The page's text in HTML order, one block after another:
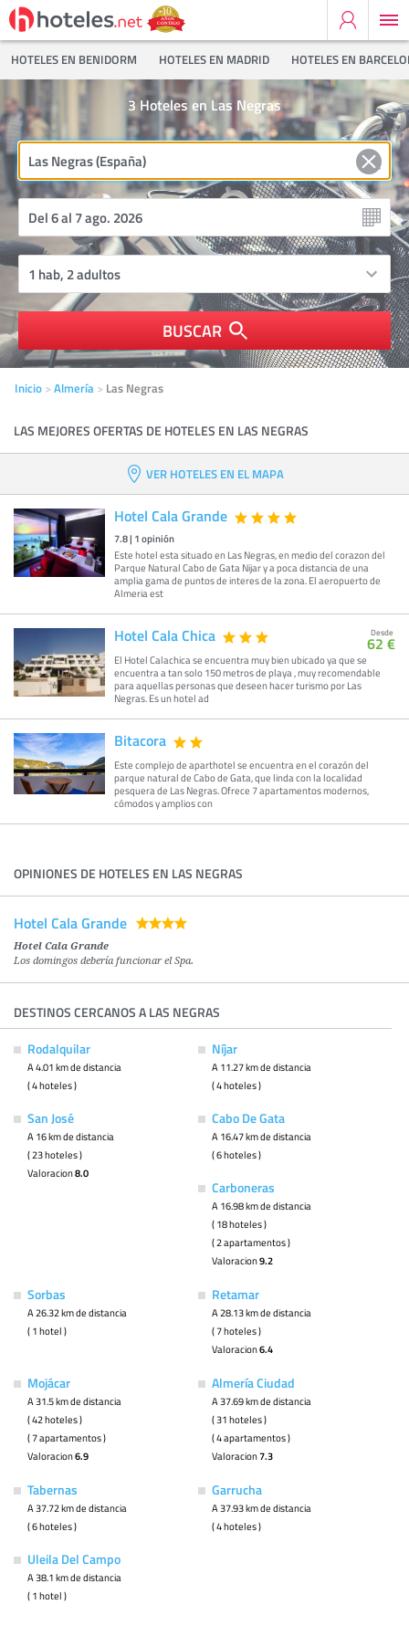
HOTELES EN BENIDORM HOTELES EN MADRID HOTELES EN
Hoteles en Las Negras
3
BUSCAR
Inicio Almería Las Negras
LAS MEJORES OFERTAS DE HOTELES EN LAS NEGRAS
VER HOTELES EN EL MAPA
Hotel Cala Grande
7.8| 1opinión
Este hotel esta situado en Las Negras, en medio del corazon del
Parque Natural Cabo de Gata Nijar y a poca distancia de una
amplia gama de puntos de interes de la zona. El aeropuerto de
Almeria est
Hotel Cala Chica
El Hotel Calachica se encuentra muy bien ubicado ya que se
encuentra a tan solo 150 metros de playa , muy recomendable
para aquellas personas que deseen hacer turismo por Las
Negras. Es un hotel ad
Desde
62 €
Bitacora
Este complejo de aparthotel se encuentra en el corazón del
parque natural de Cabo de Gata, que linda con la localidad
pesquera de Las Negras. Ofrece 7 apartamentos modernos,
cómodos y amplios con
OPINIONES DE HOTELES EN LAS NEGRAS
Hotel Cala Grande
Hotel Cala Grande
Los domingos debería funcionar el Spa.
DESTINOS CERCANOS A LAS NEGRAS
Rodalquilar
A 4.01 km de distancia
( 4 hoteles )
Níjar
A 11.27 km de distancia
( 4 hoteles )
San José
A 16 km de distancia
( 23 hoteles )
Valoracion8.0
Cabo De Gata
A 16.47 km de distancia
( 6 hoteles )
Carboneras
A 16.98 km de distancia
( 18 hoteles )
( 2 apartamentos )
Valoracion9.2
Sorbas
A 26.32 km de distancia
( 1 hotel )
Retamar
A 28.13 km de distancia
( 7 hoteles )
Valoracion6.4
Mojácar
A 31.5 km de distancia
( 42 hoteles )
( 7 apartamentos )
Valoracion6.9
Almería Ciudad
A 37.69 km de distancia
( 31 hoteles )
( 4 apartamentos )
Valoracion7.3
Tabernas
A 37.72 km de distancia
( 6 hoteles )
Garrucha
A 37.93 km de distancia
( 4 hoteles )
Uleila Del Campo
A 38.1 km de distancia
( 1 hotel )